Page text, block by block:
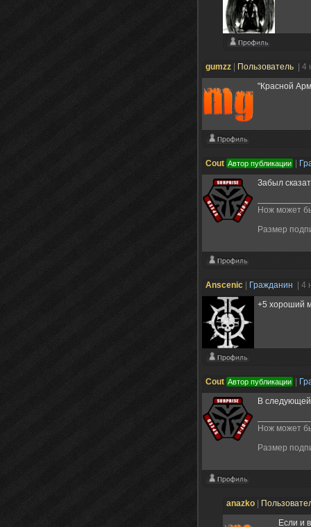
gumzz Пользователь
|
"Красной
Cout Автор публикации
Забыл
Нож может
Размер
Anscenic Гражданин
| 4
+5 хороший
Cout Автор публикации
В
Нож может
Размер
anazko
Если и